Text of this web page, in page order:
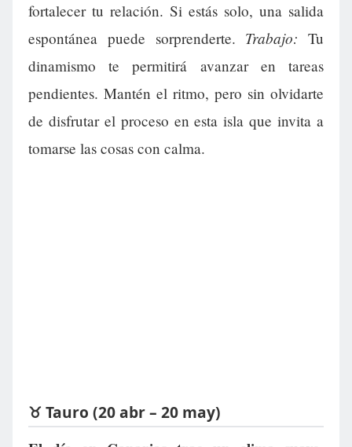
fortalecer tu relación. Si estás solo, una salida
espontánea puede sorprenderte. Trabajo: Tu
dinamismo te permitirá avanzar en tareas
pendientes. Mantén el ritmo, pero sin olvidarte
de disfrutar el proceso en esta isla que invita a
tomarse las cosas con calma.
♉ Tauro (20 abr – 20 may)